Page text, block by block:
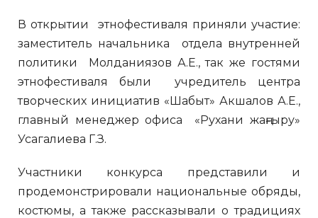
В открытии этнофестиваля приняли участие:
заместитель начальника отдела внутренней
политики Молданиязов А.Е., так же гостями
этнофестиваля были учредитель центра
творческих инициатив «Шабыт» Акшалов А.Е.,
главный менеджер офиса «Рухани жаңғыру»
Усагалиева Г.З.
Участники конкурса представили и
продемонстрировали национальные обряды,
костюмы, а также рассказывали о традициях